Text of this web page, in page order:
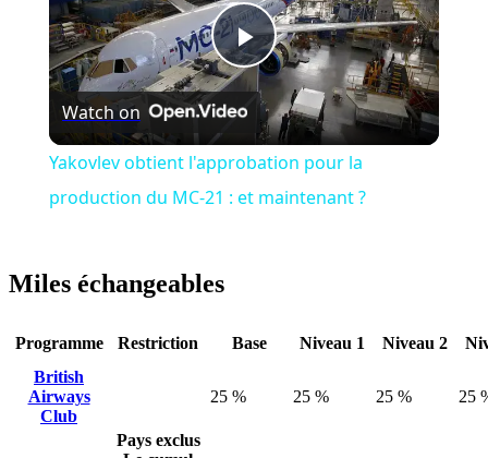
Play
Video
Watch on
Yakovlev obtient l'approbation pour la
production du MC-21 : et maintenant ?
Miles échangeables
Programme Restriction Base Niveau 1 Niveau 2
British
Airways
Club
25 % 25 % 25 % 25
Pays exclus